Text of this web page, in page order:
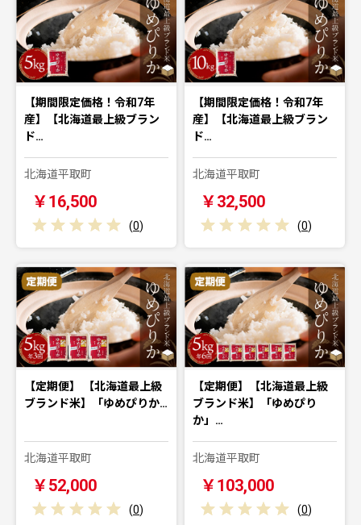
【期間限定価格！令和7年
産】【北海道最上級ブラン
ド…
北海道平取町
￥16,500
(0)
【期間限定価格！令和7年
産】【北海道最上級ブラン
ド…
北海道平取町
￥32,500
(0)
【定期便】 【北海道最上級
ブランド米】「ゆめぴりか…
北海道平取町
￥52,000
(0)
【定期便】【北海道最上級
ブランド米】「ゆめぴり
か」…
北海道平取町
￥103,000
(0)